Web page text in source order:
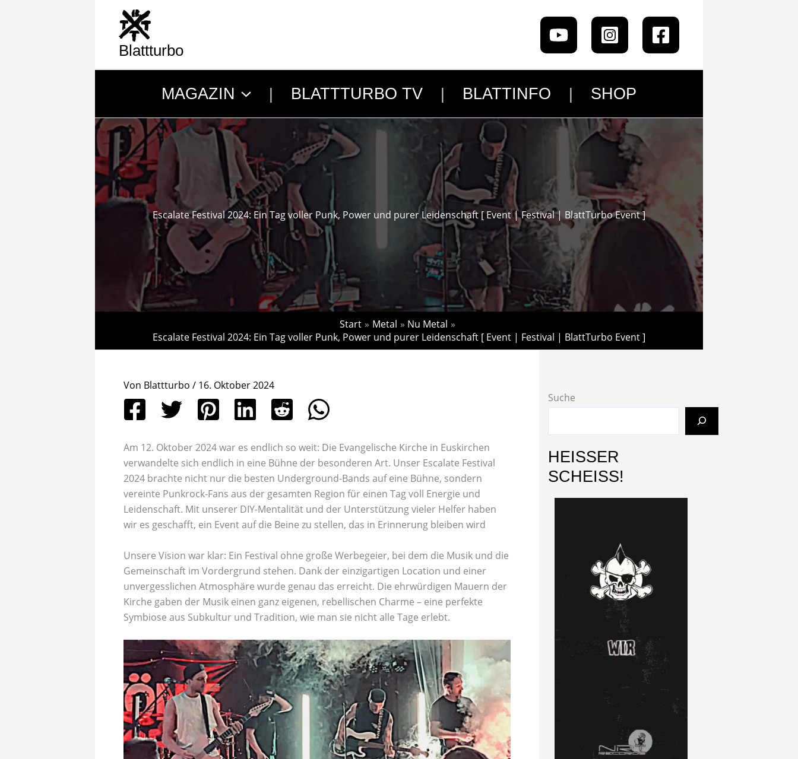
Blattturbo
MAGAZIN BLATTTURBO TV BLATTINFO SHOP
Escalate Festival 2024: Ein Tag voller Punk, Power und purer Leidenschaft [ Event | Festival | BlattTurbo Event ]
Start Metal
Nu Metal
Escalate Festival 2024: Ein Tag voller Punk, Power und purer Leidenschaft [ Event | Festival | BlattTurbo Event ]
Von Blattturbo / 16. Oktober 2024
Am 12. Oktober 2024 war es endlich so weit: Die Evangelische Kirche in Euskirchen
verwandelte sich endlich in eine Bühne der besonderen Art. Unser Escalate Festival
2024 brachte nicht nur die besten Underground-Bands auf eine Bühne, sondern
vereinte Punkrock-Fans aus der gesamten Region für einen Tag voll Energie und
Leidenschaft. Mit unserer DIY-Mentalität und der Unterstützung vieler Helfer haben
wir es geschafft, ein Event auf die Beine zu stellen, das in Erinnerung bleiben wird
Unsere Vision war klar: Ein Festival ohne große Werbegeier, bei dem die Musik und die
Gemeinschaft im Vordergrund stehen. Dank der einzigartigen Location und einer
unvergesslichen Atmosphäre wurde genau das erreicht. Die ehrwürdigen Mauern der
Kirche gaben der Musik einen ganz eigenen, rebellischen Charme – eine perfekte
Symbiose aus Subkultur und Tradition, wie man sie nicht alle Tage erlebt.
Suche
HEISSER
SCHEISS!